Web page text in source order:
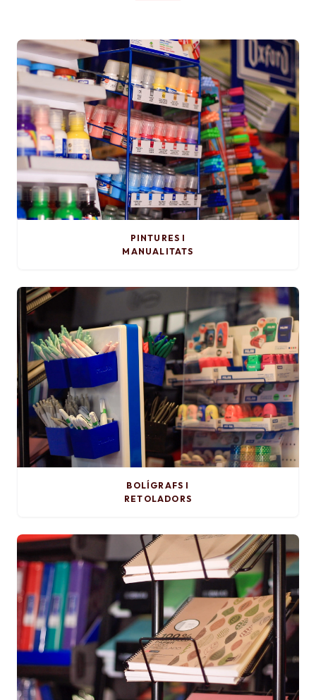
PINTURES I
MANUALITATS
BOLÍGRAFS I
RETOLADORS